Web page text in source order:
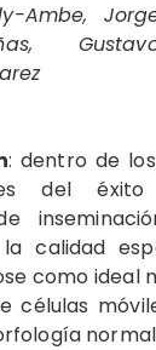
Ambe,
: dentro de
del
calidad
como ideal
células